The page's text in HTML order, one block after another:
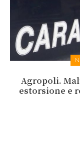
Agropoli.
estorsione e